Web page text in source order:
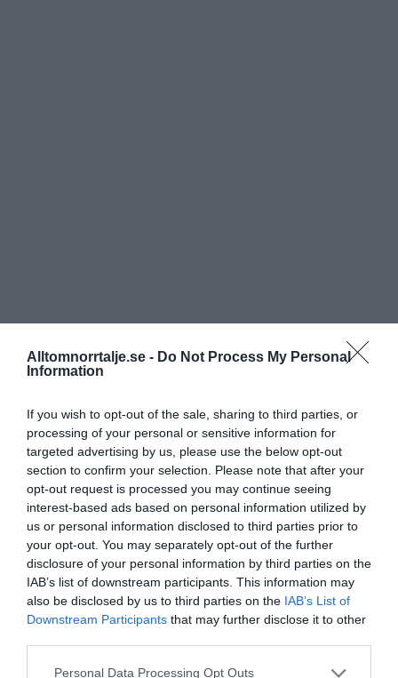
Alltomnorrtalje.se - Do Not Process My Personal
Information
If you wish to opt-out of the sale, sharing to third parties, or
processing of your personal or sensitive information for
targeted advertising by us, please use the below opt-out
section to confirm your selection. Please note that after your
opt-out request is processed you may continue seeing
interest-based ads based on personal information utilized by
us or personal information disclosed to third parties prior to
your opt-out. You may separately opt-out of the further
disclosure of your personal information by third parties on the
IAB’s list of downstream participants. This information may
also be disclosed by us to third parties on the IAB’s List of
Downstream Participants that may further disclose it to other
Personal Data Processing Opt Outs